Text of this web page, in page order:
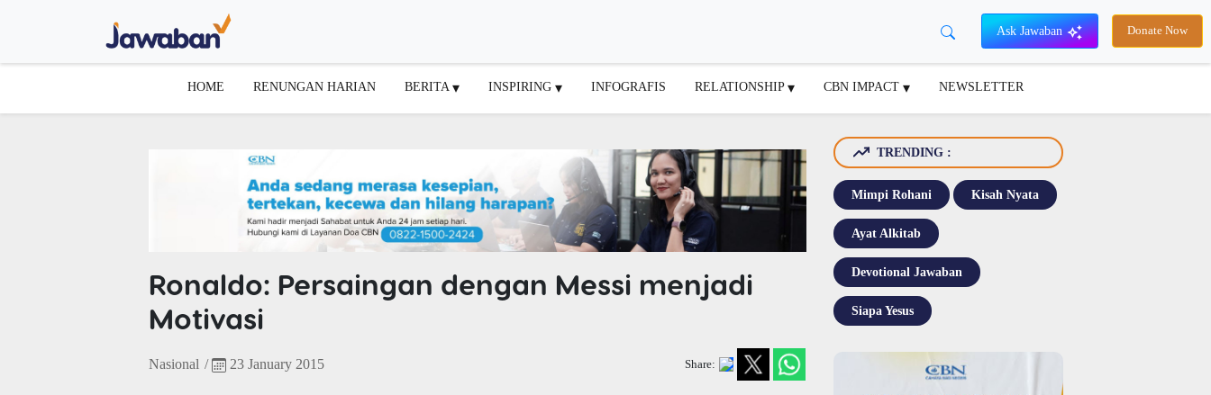
Ask Jawaban Donate Now
HOME RENUNGAN HARIAN BERITA INSPIRING INFOGRAFIS RELATIONSHIP CBN IMPACT NEWSLETTER
Ronaldo: Persaingan dengan Messi menjadi
Motivasi
Nasional / 23 January 2015 Share:
TRENDING :
Mimpi Rohani Kisah Nyata
Ayat Alkitab
Devotional Jawaban
Siapa Yesus